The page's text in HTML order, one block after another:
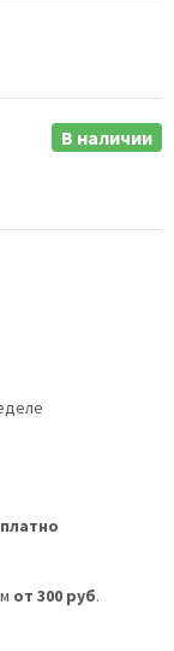
В наличии
от 300 руб.